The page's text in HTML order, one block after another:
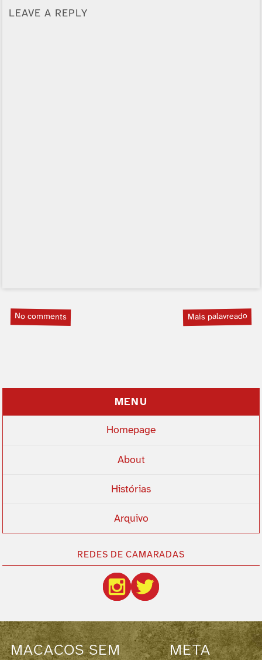
LEAVE A REPLY
No comments Mais palavreado
MENU
Homepage
About
Histórias
Arquivo
REDES DE CAMARADAS
MACACOS SEM META